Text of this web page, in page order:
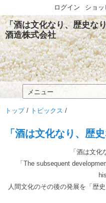
「酒は文化なり、歴史な
酒造株式会社
トップ/ トピックス /
「酒は文化なり、歴
「酒は文化
「The subsequent
人間文化のその後の発展を「
ショッ
ログイン